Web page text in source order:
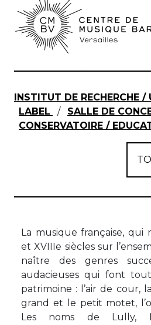
INSTITUT DE RECHERCHE /
LABEL
/ SALLE DE
CONSERVATOIRE /
La musique française, qui
et XVIIIe siècles sur
naître des genres
audacieuses qui font
patrimoine : l’air de cour,
grand et le petit motet,
Les noms de Lully,